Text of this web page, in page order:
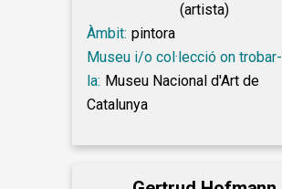
(artista)
Àmbit: pintora
Museu i/o col·lecció on trobar-
la: Museu Nacional d'Art de
Catalunya